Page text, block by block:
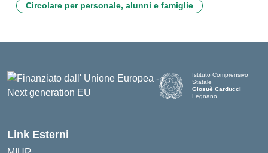
Circolare per personale, alunni e famiglie
Istituto Comprensivo
Statale
Giosuè Carducci
Legnano
Link Esterni